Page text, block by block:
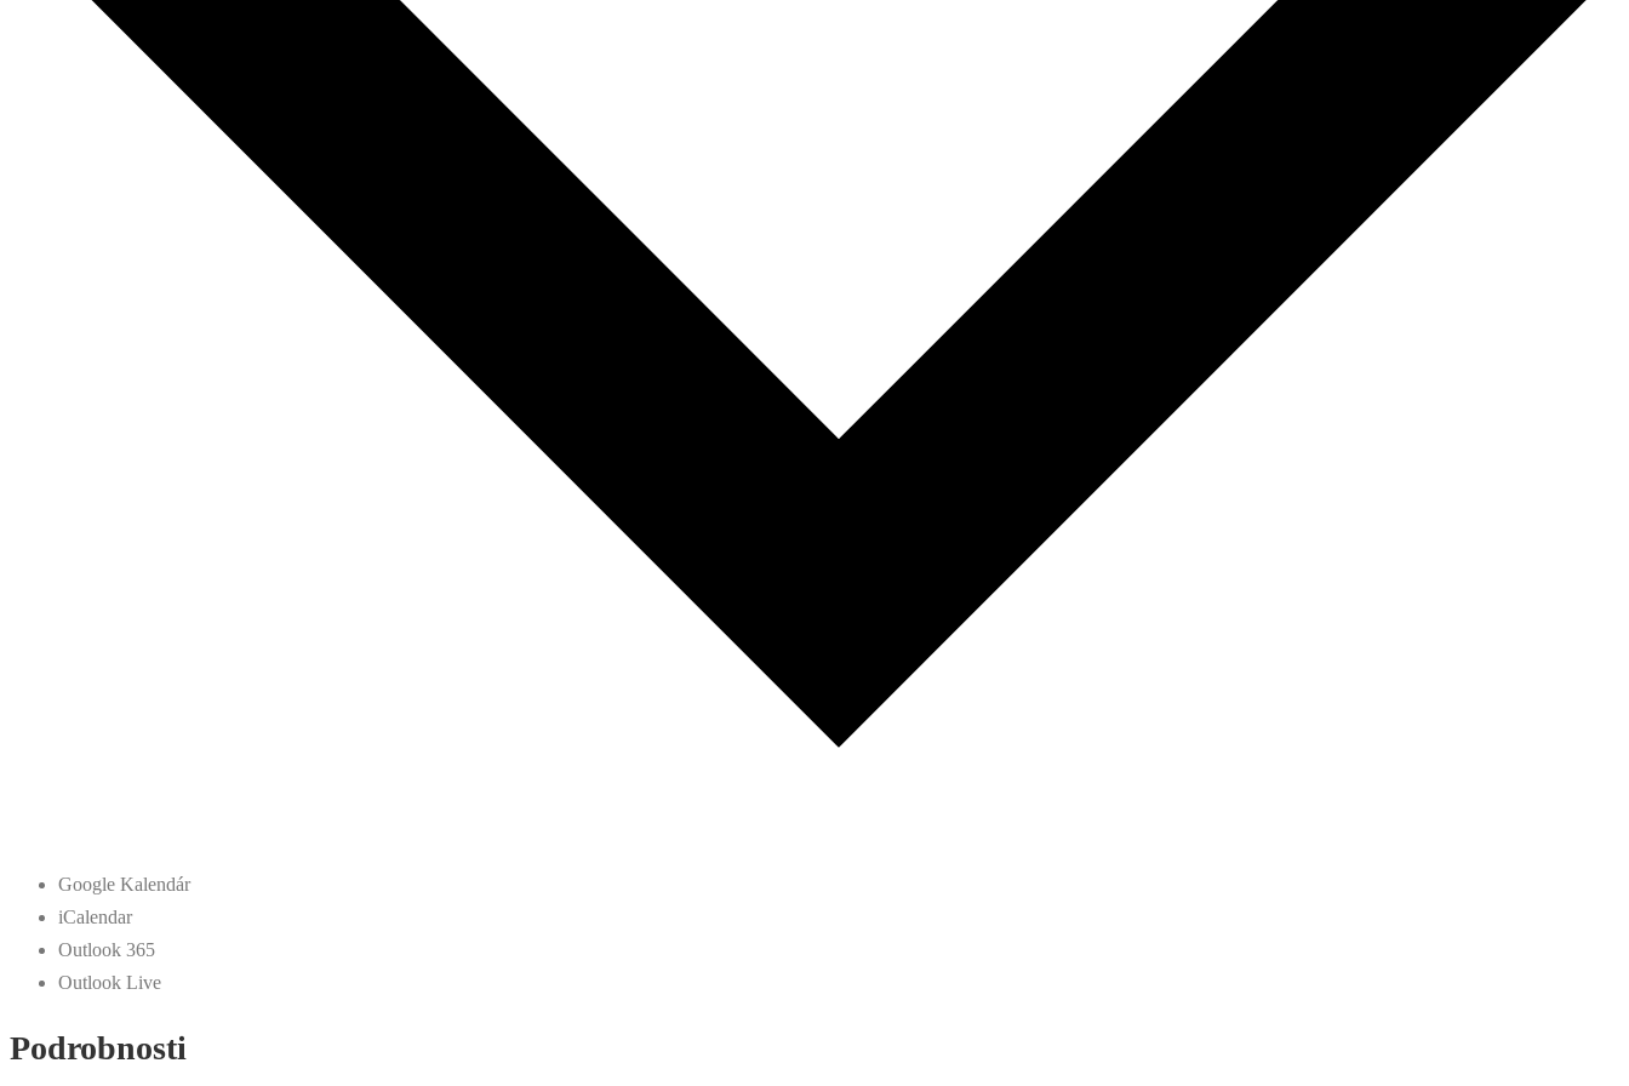
Google Kalendár
iCalendar
Outlook 365
Outlook Live
Podrobnosti